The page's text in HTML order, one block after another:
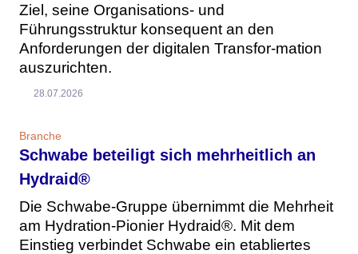
Ziel, seine Organisations- und
Führungsstruktur konsequent an den
Anforderungen der digitalen Transfor-mation
auszurichten.
28.07.2026
Branche
Schwabe beteiligt sich mehrheitlich an
Hydraid®
Die Schwabe-Gruppe übernimmt die Mehrheit
am Hydration-Pionier Hydraid®. Mit dem
Einstieg verbindet Schwabe ein etabliertes